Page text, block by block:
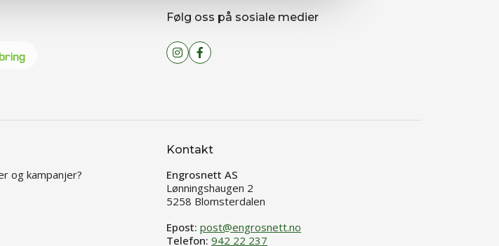
Følg oss på sosiale medier
og kampanjer?
Kontakt
Engrosnett AS
Lønningshaugen 2
5258 Blomsterdalen
Epost: post@engrosnett.no
Telefon: 942 22 237